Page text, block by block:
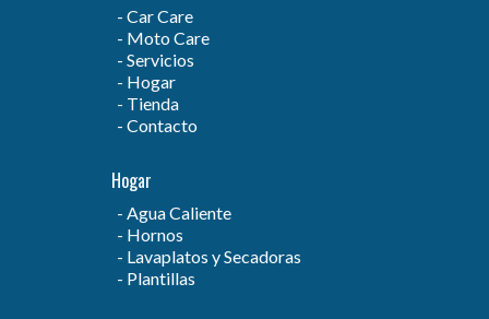
Car Care
Moto Care
Servicios
Hogar
Tienda
Contacto
Hogar
Agua Caliente
Hornos
Lavaplatos y Secadoras
Plantillas